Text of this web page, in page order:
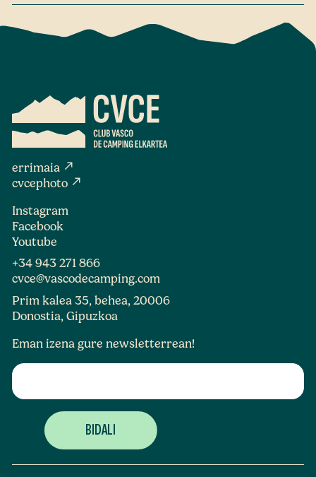
errimaia north_east
cvcephoto north_east
Instagram
Facebook
Youtube
+34 943 271 866
cvce@vascodecamping.com
Prim kalea 35, behea, 20006
Donostia, Gipuzkoa
Eman izena gure newsletterrean!